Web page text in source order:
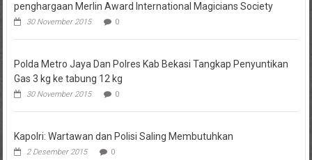
penghargaan Merlin Award International Magicians Society
30 November 2015 0
Polda Metro Jaya Dan Polres Kab Bekasi Tangkap Penyuntikan
Gas 3 kg ke tabung 12 kg
30 November 2015 0
Kapolri: Wartawan dan Polisi Saling Membutuhkan
2 Desember 2015 0